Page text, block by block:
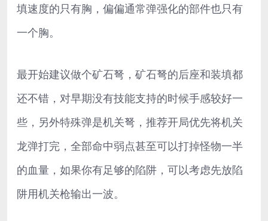
填速度的只有胸，偏偏通常弹强化的部件也只有
一个胸。
最开始建议做个矿石弩，矿石弩的后座和装填都
还不错，对早期没有技能支持的时候手感较好一
些，另外特殊弹是机关弩，推荐开局优先将机关
龙弹打完，全部命中弱点甚至可以打掉怪物一半
的血量，如果你有足够的陷阱，可以考虑先放陷
阱用机关枪输出一波。